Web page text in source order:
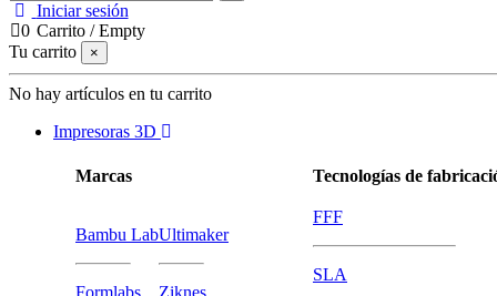
Iniciar sesión
0 Carrito /Empty
Tu carrito
×
No hay artículos en tu carrito
Impresoras 3D
Marcas
Bambu LabUltimaker
Tecnologías de
FFF
SLA